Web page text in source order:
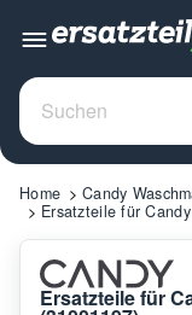
Home
Candy
Ersatzteile für
Ersatzteile für